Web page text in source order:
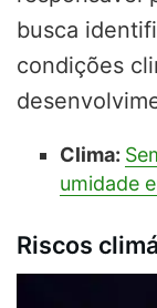
busca
condições
Clima:
umidade
Riscos